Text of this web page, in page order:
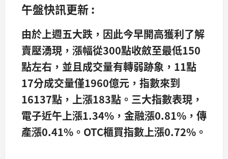
午盤快訊更新 :
由於上週五大跌，因此今早開高獲利了解
賣壓湧現，漲幅從300點收斂至最低150
點左右，並且成交量有轉弱跡象，11點
17分成交量僅1960億元，指數來到
16137點，上漲183點。三大指數表現，
電子近午上漲1.34% ，金融漲0.81% ，傳
產漲0.41% 。OTC櫃買指數上漲0.72% 。